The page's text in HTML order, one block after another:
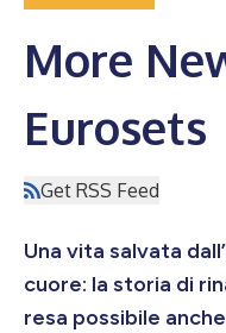
More
Eurosets
Get RSS Feed
Una vita salvata
cuore: la storia di
resa possibile